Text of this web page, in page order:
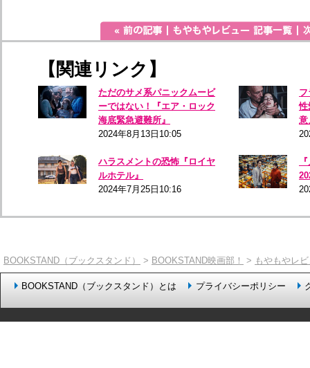
【関連リンク】
ただのサメ系パニックムービ
ーではない！『エア・ロック
海底緊急避難所』
2024年8月13日10:05
性
意
ハラスメントの恐怖『ロイヤ
ルホテル』
2024年7月25日10:16
BOOKSTAND（ブックスタンド） > BOOKSTAND映画部！ > もやもやレ
BOOKSTAND（ブックスタンド）とは プライバシーポリシー